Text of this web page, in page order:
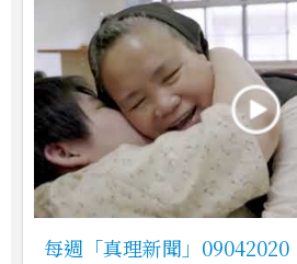
每週「真理新聞」09042020